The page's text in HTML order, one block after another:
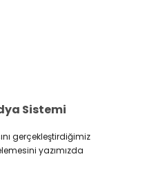
Sistemi
gerçekleştirdiğimiz
yazımızda